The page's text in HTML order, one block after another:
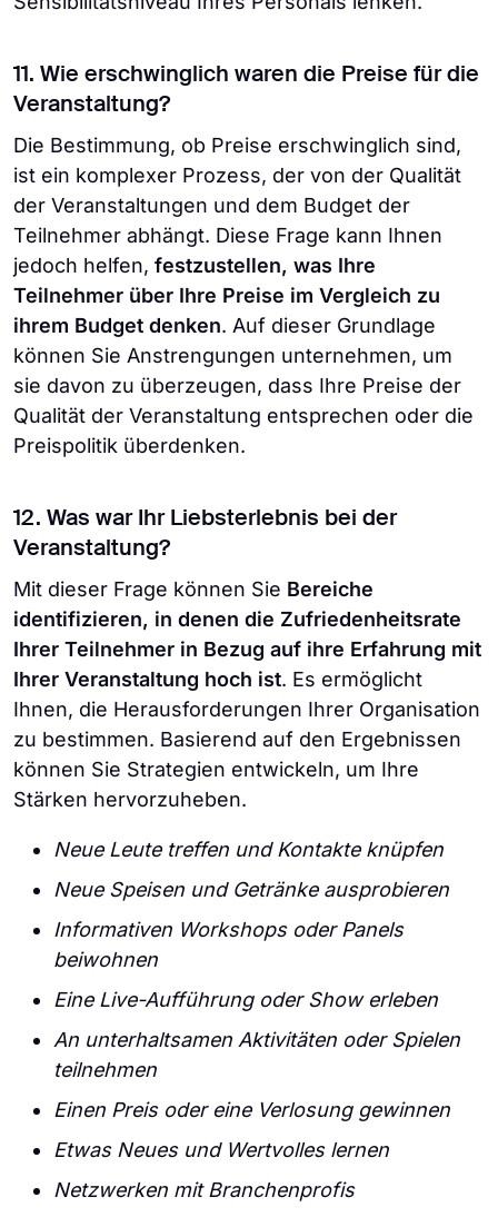
11. Wie erschwinglich waren die Preise für die
Veranstaltung?
Die Bestimmung, ob Preise erschwinglich sind,
ist ein komplexer Prozess, der von der Qualität
der Veranstaltungen und dem Budget der
Teilnehmer abhängt. Diese Frage kann Ihnen
jedoch helfen, festzustellen, was Ihre
Teilnehmer über Ihre Preise im Vergleich zu
ihrem Budget denken. Auf dieser Grundlage
können Sie Anstrengungen unternehmen, um
sie davon zu überzeugen, dass Ihre Preise der
Qualität der Veranstaltung entsprechen oder die
Preispolitik überdenken.
12. Was war Ihr Liebsterlebnis bei der
Veranstaltung?
Mit dieser Frage können Sie Bereiche
identifizieren, in denen die Zufriedenheitsrate
Ihrer Teilnehmer in Bezug auf ihre Erfahrung mit
Ihrer Veranstaltung hoch ist. Es ermöglicht
Ihnen, die Herausforderungen Ihrer Organisation
zu bestimmen. Basierend auf den Ergebnissen
können Sie Strategien entwickeln, um Ihre
Stärken hervorzuheben.
Neue Leute treffen und Kontakte knüpfen
Neue Speisen und Getränke ausprobieren
Informativen Workshops oder Panels
beiwohnen
Eine Live-Aufführung oder Show erleben
An unterhaltsamen Aktivitäten oder Spielen
teilnehmen
Einen Preis oder eine Verlosung gewinnen
Etwas Neues und Wertvolles lernen
Netzwerken mit Branchenprofis